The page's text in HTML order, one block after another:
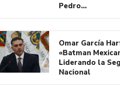
Pedro…
Omar García
«Batman
Liderando la
Nacional